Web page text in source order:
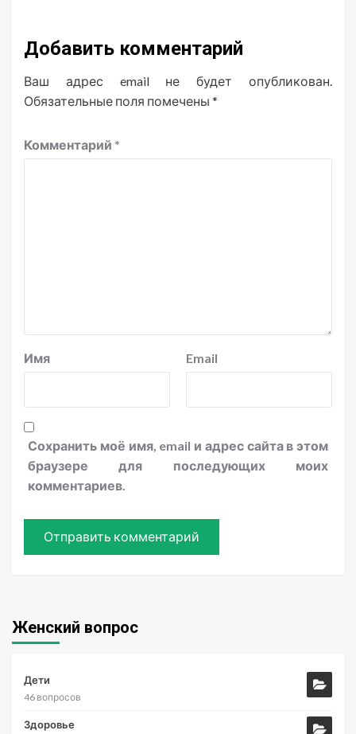
Добавить комментарий
Ваш адрес email не будет опубликован.
Обязательные поля помечены *
Комментарий *
Имя Email
Сохранить моё имя, email и адрес сайта в этом
браузере для последующих моих
комментариев.
Женский вопрос
Дети
46 вопросов
Здоровье